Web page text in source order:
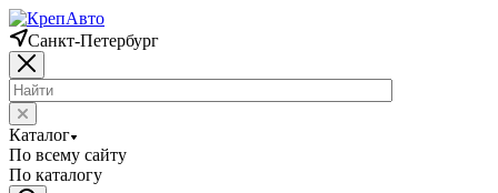
Санкт-Петербург
Каталог
По всему сайту
По каталогу